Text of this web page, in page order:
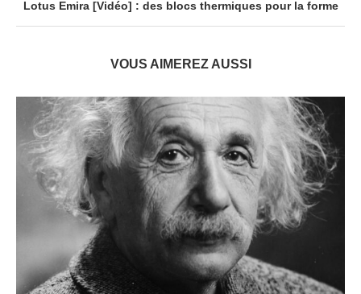
Lotus Emira [Vidéo] : des blocs thermiques pour la forme
VOUS AIMEREZ AUSSI